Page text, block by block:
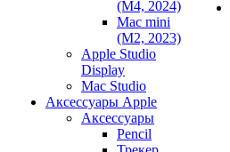
(M4, 2024)
Mac mini
(M2, 2023)
Apple Studio
Display
Mac Studio
Аксессуары Apple
Аксессуары
Pencil